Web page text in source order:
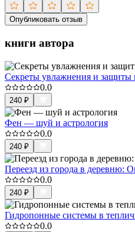
Опубликовать отзыв
книги автора
Секреты увлажнения и защиты
0.0
240 ₽
Фен — шуй и астрология
0.0
240 ₽
Переезд из города в деревню:
0.0
240 ₽
Гидропонные системы в
0.0